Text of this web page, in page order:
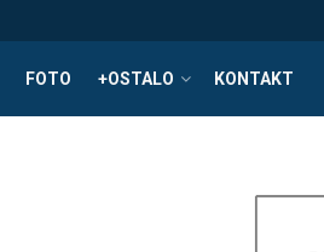
FOTO +OSTALO KONTAKT